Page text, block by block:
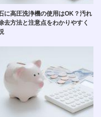
に高圧洗浄機の使用はOK？汚れ
去方法と注意点をわかりやすく